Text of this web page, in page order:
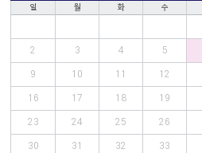
일 월 화 수
2 3 4 5
9 10 11 12
16 17 18 19
23 24 25 26
30 31 32 33